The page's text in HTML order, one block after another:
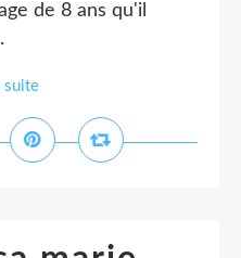
de 8 ans qu'il
suite